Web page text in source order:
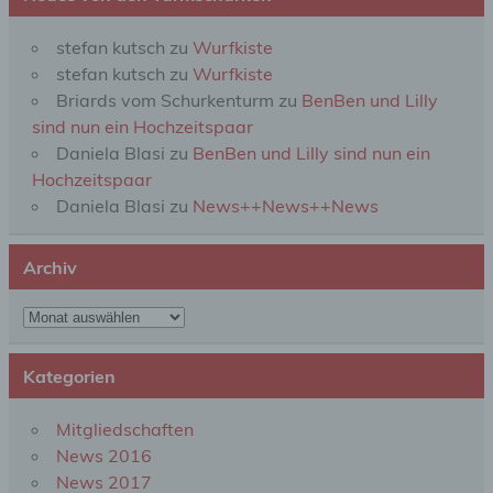
stefan kutsch zu Wurfkiste
stefan kutsch zu Wurfkiste
Briards vom Schurkenturm zu BenBen und Lilly
sind nun ein Hochzeitspaar
Daniela Blasi zu BenBen und Lilly sind nun ein
Hochzeitspaar
Daniela Blasi zu News++News++News
Archiv
Archiv
Kategorien
Mitgliedschaften
News 2016
News 2017
Zusammenhang mit personenbezogenen Daten
das Ordnen, die Speicherung, die Anpassung oder
Veränderung, das Auslesen, das Abfragen, die
Verwendung, die Offenlegung durch Übermittlung,
Verbreitung oder eine andere Form der
Bereitstellung, den Abgleich oder die Verknüpfung,
die Einschränkung, das Löschen oder die
Vernichtung.
d) Einschränkung der Verarbeitung
Einschränkung der Verarbeitung ist die Markierung
gespeicherter personenbezogener Daten mit dem
Ziel, ihre künftige Verarbeitung einzuschränken.
e) Profiling
Profiling ist jede Art der automatisierten
Verarbeitung personenbezogener Daten, die darin